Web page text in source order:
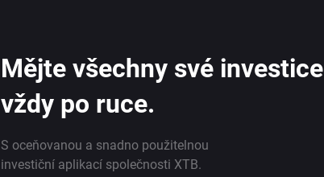
Mějte všechny své investice
vždy po ruce.
S oceňovanou a snadno použitelnou
investiční aplikací společnosti XTB.